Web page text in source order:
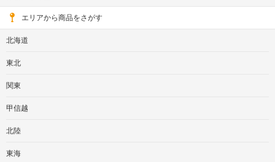
エリアから商品をさがす
北海道
東北
関東
甲信越
北陸
東海